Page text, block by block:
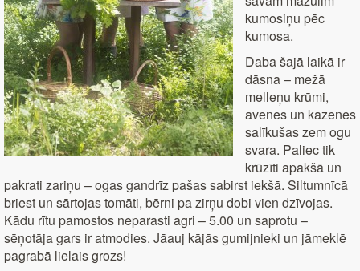
kumosiņu pēc
kumosa.
Daba šajā laikā ir
dāsna – mežā
melleņu krūmi,
avenes un kazenes
salīkušas zem ogu
svara. Paliec tik
krūzīti apakšā un
pakrati zariņu – ogas gandrīz pašas sabirst iekšā. Siltumnīcā
briest un sārtojas tomāti, bērni pa zirņu dobi vien dzīvojas.
Kādu rītu pamostos neparasti agri – 5.00 un saprotu –
sēņotāja gars ir atmodies. Jāauj kājās gumijnieki un jāmeklē
pagrabā lielais grozs!